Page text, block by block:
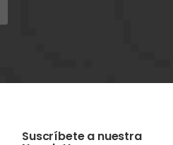
Suscríbete a nuestra